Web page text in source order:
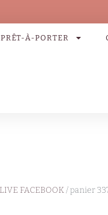
PRÊT-À-PORTER
LIVE FACEBOOK/ panier